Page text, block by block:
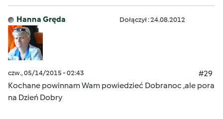
Hanna Gręda Dołączył : 24.08.2012
czw., 05/14/2015 - 02:43
#29
Kochane powinnam Wam powiedzieć Dobranoc ,ale pora
na Dzień Dobry